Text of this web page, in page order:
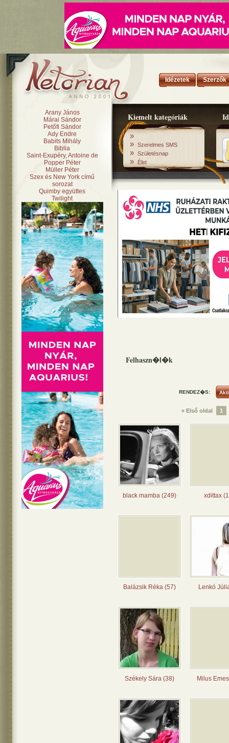
Idézetek Szerzők
Kiemelt kategóriák
»
» Szerelmes SMS
» Születésnap
» Élet
Arany János
Márai Sándor
Petőfi Sándor
Ady Endre
Babits Mihály
Biblia
Saint-Exupéry, Antoine de
Popper Péter
Müller Péter
Szex és New York című
sorozat
Quimby együttes
Twilight
Felhaszn�l�k
RENDEZ�S:
« Első oldal 1
black mamba (249) xdittax
Balázsik Réka (57) Lenkó
Székely Sára (38) Milus